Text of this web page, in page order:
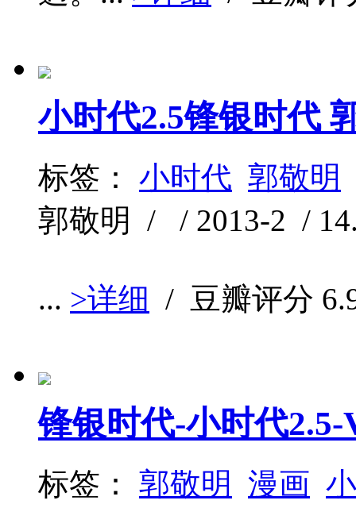
小时代2.5锋银时代
标签： 小时代 郭敬明
郭敬明 / / 2013-2 /
... >详细 / 豆瓣评分
锋银时代-小时代2.5-
标签： 郭敬明 漫画